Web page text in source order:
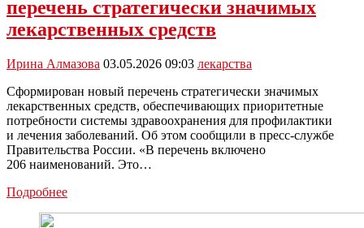
перечень стратегически значимых
лекарственных средств
Ирина Алмазова 03.05.2026 09:03 лекарства
Сформирован новый перечень стратегически значимых
лекарственных средств, обеспечивающих приоритетные
потребности системы здравоохранения для профилактики
и лечения заболеваний. Об этом сообщили в пресс-службе
Правительства России. «В перечень включено
206 наименований. Это…
ПодробнееПравительство